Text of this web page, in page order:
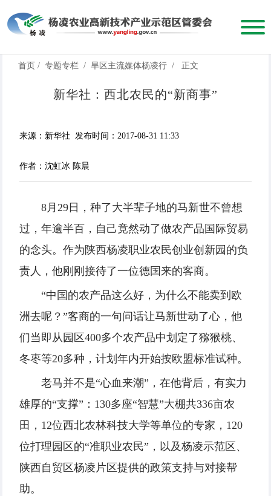
首页 / 专题专栏 / 旱区主流媒体杨凌行 / 正文
新华社：西北农民的“新商事”
来源：新华社 发布时间：2017-08-31 11:33
作者：沈虹冰 陈晨
8月29日，种了大半辈子地的马新世不曾想
过，年逾半百，自己竟然动了做农产品国际贸易
的念头。作为陕西杨凌职业农民创业创新园的负
责人，他刚刚接待了一位德国来的客商。
“中国的农产品这么好，为什么不能卖到欧
洲去呢？”客商的一句问话让马新世动了心，他
们当即从园区400多个农产品中划定了猕猴桃、
冬枣等20多种，计划年内开始按欧盟标准试种。
老马并不是“心血来潮”，在他背后，有实力
雄厚的“支撑”：130多座“智慧”大棚共336亩农
田，12位西北农林科技大学等单位的专家，120
位打理园区的“准职业农民”，以及杨凌示范区、
陕西自贸区杨凌片区提供的政策支持与对接帮
助。